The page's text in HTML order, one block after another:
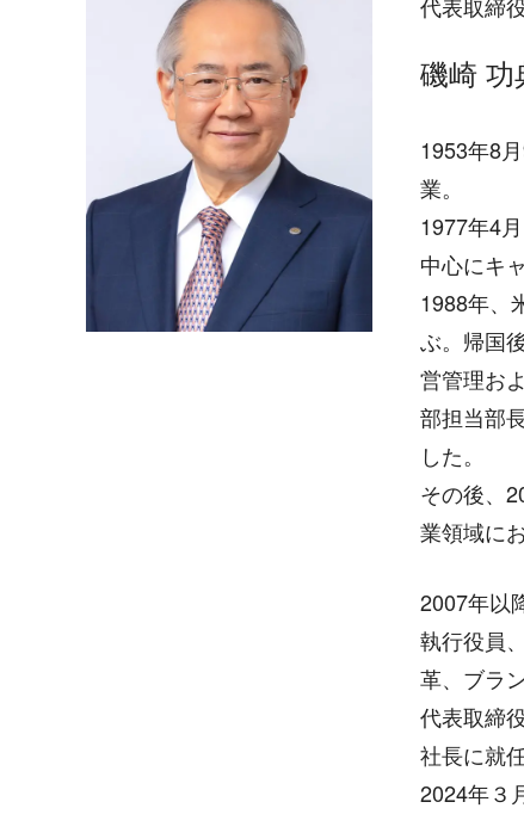
磯崎 功
1953年8
業。
1977年4
中心にキ
1988年、
ぶ。帰国
営管理お
部担当部
した。
その後、
業領域に
2007年以
執行役員
革、ブラ
代表取締
社長に就
2024年３